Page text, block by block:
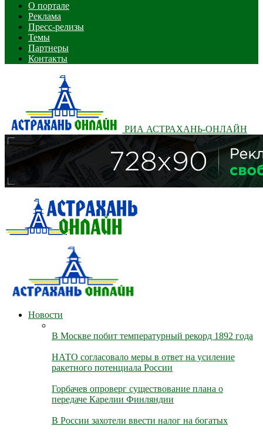
О портале
Реклама
Пресс-релизы
Темы
Партнеры
Контакты
РИА АСТРАХАНЬ-ОНЛАЙН
Новости
В Москве побит температурный рекорд 1892 года
НАТО согласовало меры в ответ на усиление
ракетного потенциала России
Горбачев опроверг существование плана о
передаче Карелии Финляндии
В России захотели ввести налог на богатых